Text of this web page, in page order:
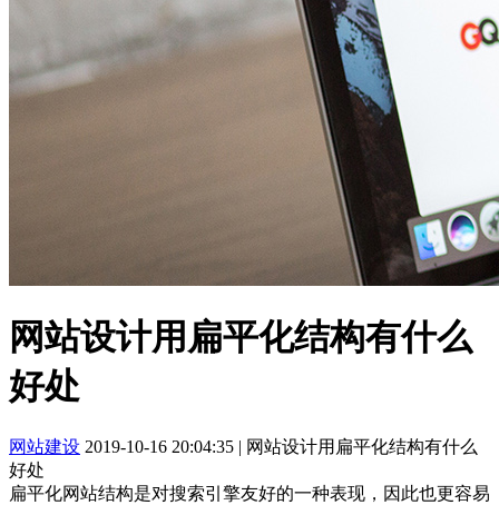
网站设计用扁平化结构有什么
好处
网站建设 2019-10-16 20:04:35 | 网站设计用扁平化结构有什么
好处
扁平化网站结构是对搜索引擎友好的一种表现，因此也更容易